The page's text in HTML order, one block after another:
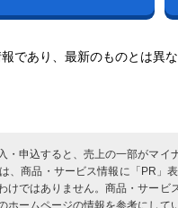
であり、最新のものとは異
申込すると、売上の一部がマ
、商品・サービス情報に「PR
けではありません。商品・サー